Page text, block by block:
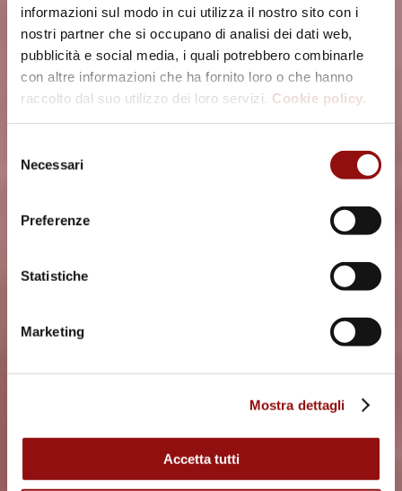
informazioni sul modo in cui utilizza il nostro sito con i
nostri partner che si occupano di analisi dei dati web,
pubblicità e social media, i quali potrebbero combinarle
con altre informazioni che ha fornito loro o che hanno
raccolto dal suo utilizzo dei loro servizi. Cookie policy.
delNecessari
Preferenze
Statistiche
Marketing
Mostra dettagli
Accetta tutti